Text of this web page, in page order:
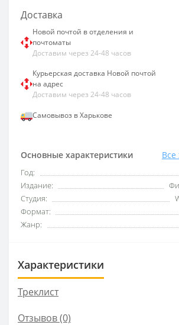
Основные характеристики Все
Год:
Издание:
Студия:
Формат:
Жанр:
Доставка
Новой почтой в отделения и
почтоматы
Доставим через 24-48 часов
Курьерская доставка Новой почтой
на адрес
Доставим через 24-48 часов
Самовывоз в Харькове
Характеристики
Треклист
Отзывов (0)